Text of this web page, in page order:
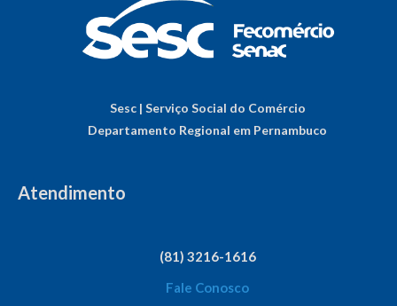
Sesc | Serviço Social do Comércio
Departamento Regional em Pernambuco
Atendimento
(81) 3216-1616
Fale Conosco